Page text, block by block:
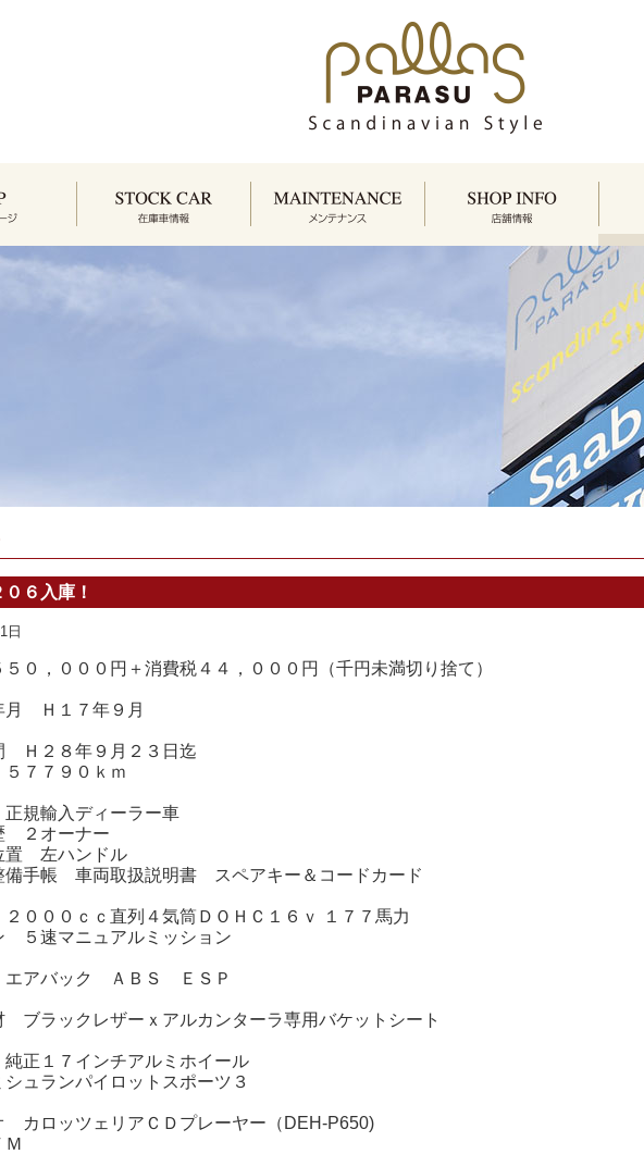
６入庫！
日
０，０００円＋消費税４４，０００円（千円未満切り捨て）
月 Ｈ１７年９月
Ｈ２８年９月２３日迄
７７９０ｋｍ
規輸入ディーラー車
２オーナー
置 左ハンドル
手帳 車両取扱説明書 スペアキー＆コードカード
０００ｃｃ直列４気筒ＤＯＨＣ１６ｖ １７７馬力
５速マニュアルミッション
アバック ＡＢＳ ＥＳＰ
ブラックレザーｘアルカンターラ専用バケットシート
正１７インチアルミホイール
ュランパイロットスポーツ３
カロッツェリアＣＤプレーヤー（DEH-P650)
Ｍ